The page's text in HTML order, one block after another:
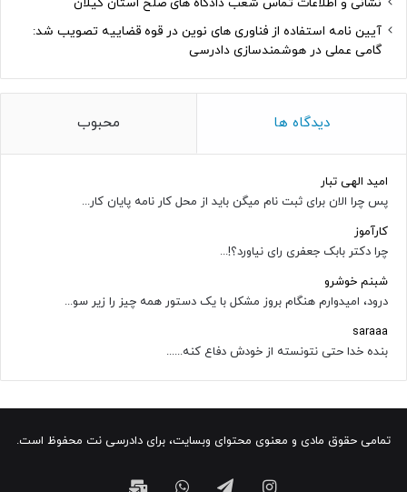
نشانی و اطلاعات تماس شعب دادگاه های صلح استان گیلان
آیین نامه استفاده از فناوری های نوین در قوه قضاییه تصویب شد:
گامی عملی در هوشمندسازی دادرسی
دیدگاه ها محبوب
امید الهی تبار
پس چرا الان برای ثبت نام میگن باید از محل کار نامه پایان کار...
کارآموز
چرا دکتر بابک جعفری رای نیاورد؟!...
شبنم خوشرو
درود، امیدوارم هنگام بروز مشکل با یک دستور همه چیز را زیر سو...
saraaa
بنده خدا حتی نتونسته از خودش دفاع کنه......
تمامی حقوق مادی و معنوی محتوای وبسایت، برای دادرسی نت محفوظ است.
اینستاگرامتلگرامواتس ایمیل